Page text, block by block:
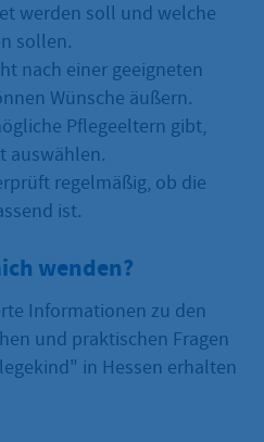
werden soll und welche
sollen.
nach einer geeigneten
Wünsche äußern.
Pflegeeltern gibt,
auswählen.
regelmäßig, ob die
ist.
wenden?
Informationen zu den
und praktischen Fragen
in Hessen erhalten